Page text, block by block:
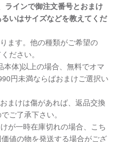
ラインで御注文番号とおまけ
いはサイズなどを教えてくだ
ます。他の種類がご希望の
ださい。
本体)以上の場合、無料でオマ
円未満ならばおまけご選択い
まけは傷があれば、返品交換
ご了承下さい。
が一時在庫切れの場合、こち
値の物を発送する場合がござ